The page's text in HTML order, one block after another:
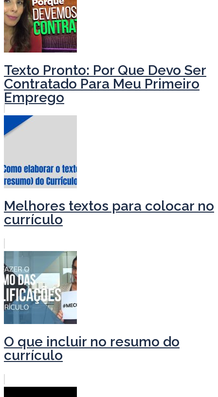
Texto Pronto: Por Que Devo Ser
Contratado Para Meu Primeiro
Emprego
Melhores textos para colocar no
currículo
O que incluir no resumo do
currículo